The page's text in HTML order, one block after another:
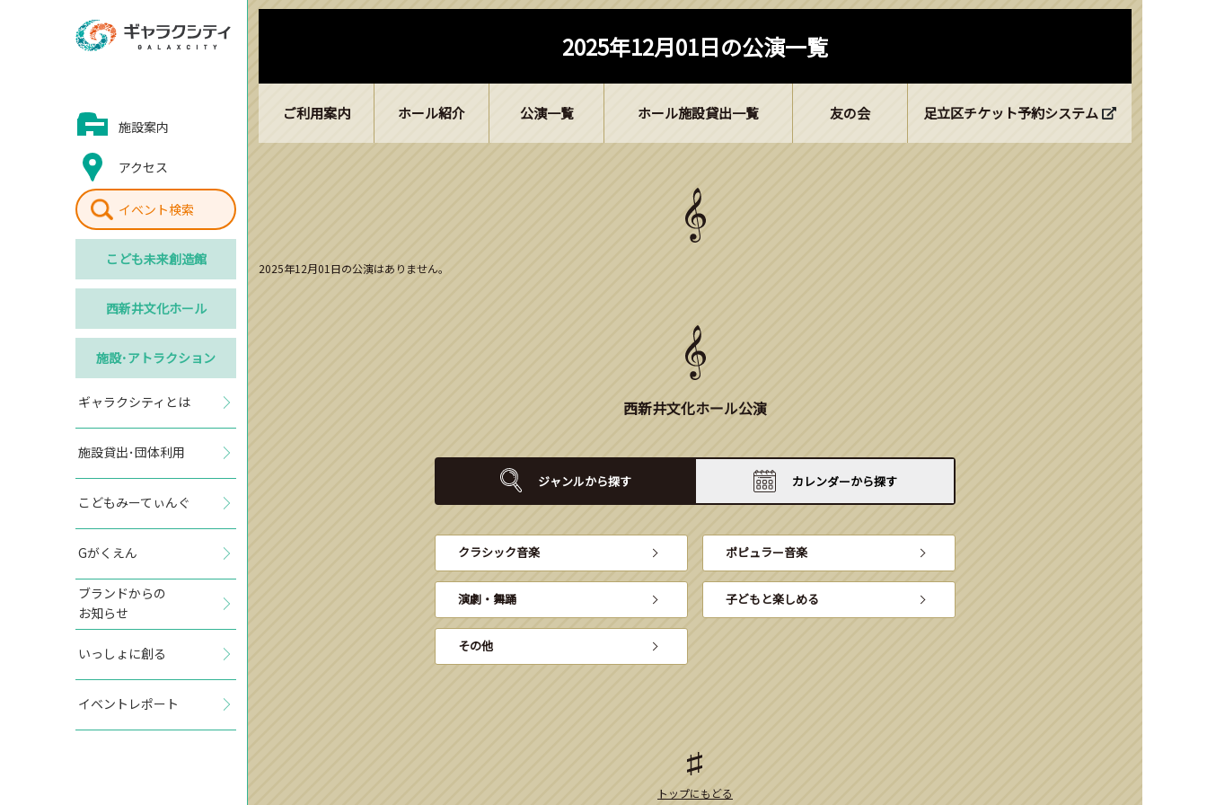
施設案内
アクセス
イベント検索
こども未来創造館
西新井文化ホール
施設･アトラクション
ギャラクシティとは
施設貸出･団体利用
こどもみーてぃんぐ
Gがくえん
ブランドからの
お知らせ
いっしょに創る
イベントレポート
2025年12月01日の公演一覧
ご利用案内 ホール紹介 公演一覧 ホール施設貸出一覧 友の会 足立区チケット予約システム
2025年12月01日の公演はありません。
西新井文化ホール公演
ジャンルから探す カレンダーから探す
クラシック音楽 ポピュラー音楽
演劇・舞踊 子どもと楽しめる
その他
トップにもどる